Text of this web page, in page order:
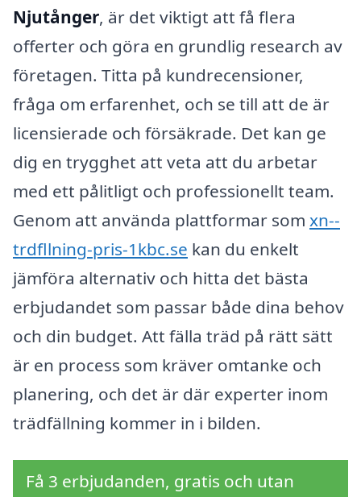
Njutånger, är det viktigt att få flera
offerter och göra en grundlig research av
företagen. Titta på kundrecensioner,
fråga om erfarenhet, och se till att de är
licensierade och försäkrade. Det kan ge
dig en trygghet att veta att du arbetar
med ett pålitligt och professionellt team.
Genom att använda plattformar som xn--
trdfllning-pris-1kbc.se kan du enkelt
jämföra alternativ och hitta det bästa
erbjudandet som passar både dina behov
och din budget. Att fälla träd på rätt sätt
är en process som kräver omtanke och
planering, och det är där experter inom
trädfällning kommer in i bilden.
Få 3 erbjudanden, gratis och utan